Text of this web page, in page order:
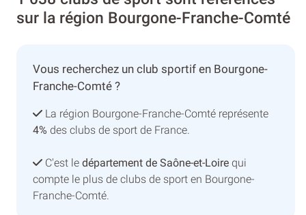
sur la région Bourgone-Franche-Comté
Vous recherchez un club sportif en Bourgone-
Franche-Comté ?
La région Bourgone-Franche-Comté représente
4% des clubs de sport de France.
C'est le département de Saône-et-Loire qui
compte le plus de clubs de sport en Bourgone-
Franche-Comté.